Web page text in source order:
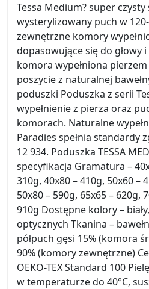
Tessa Medium? super
wysterylizowany puch w
zewnętrzne komory
dopasowujące się do głowy
komora wypełniona
poszycie z naturalnej
poduszki Poduszka z serii
wypełnienie z pierza oraz
komorach. Naturalne
Paradies spełnia standardy
12 934. Poduszka TESSA
specyfikacja Gramatura –
310g, 40x80 – 410g, 50x60 –
50x80 – 590g, 65x65 – 620g,
910g Dostępne kolory –
optycznych Tkanina –
półpuch gęsi 15% (komora
90% (komory zewnętrzne)
OEKO-TEX Standard 100
w temperaturze do 40°C,